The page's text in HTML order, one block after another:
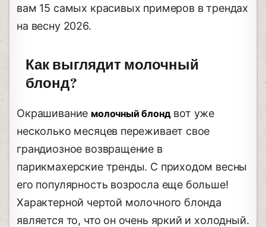
вам 15 самых красивых примеров в трендах
на весну 2026.
Как выглядит молочный
блонд?
Окрашивание молочный блондвот уже
несколько месяцев переживает свое
грандиозное возвращение в
парикмахерские тренды. С приходом весны
его популярность возросла еще больше!
Характерной чертой молочного блонда
является то, что он очень яркий и холодный.